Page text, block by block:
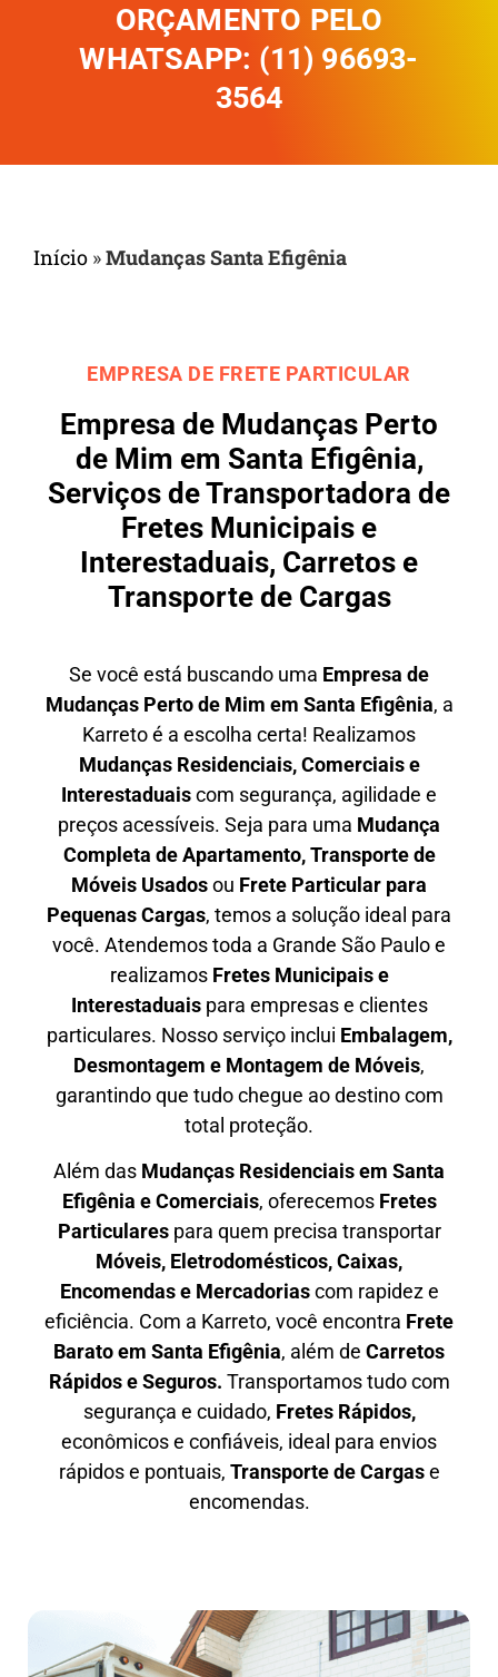
ORÇAMENTO PELO
WHATSAPP: (11) 96693-
3564
Início »Mudanças Santa Efigênia
EMPRESA DE FRETE PARTICULAR
Empresa de Mudanças Perto
de Mim em Santa Efigênia,
Serviços de Transportadora de
Fretes Municipais e
Interestaduais, Carretos e
Transporte de Cargas
Se você está buscando uma Empresa de
Mudanças Perto de Mim em Santa Efigênia, a
Karreto é a escolha certa! Realizamos
Mudanças Residenciais, Comerciais e
Interestaduaiscom segurança, agilidade e
preços acessíveis. Seja para uma Mudança
Completa de Apartamento, Transporte de
Móveis Usadosou Frete Particular para
Pequenas Cargas, temos a solução ideal para
você. Atendemostoda a Grande São Pauloe
realizamos Fretes Municipais e
Interestaduaispara empresas e clientes
particulares. Nosso serviço inclui Embalagem,
Desmontagem e Montagem de Móveis,
garantindo que tudo chegue ao destino com
total proteção.
Além das Mudanças Residenciais em Santa
Efigênia e Comerciais, oferecemos Fretes
Particularespara quem precisa transportar
Móveis, Eletrodomésticos, Caixas,
Encomendas e Mercadoriascom rapidez e
eficiência. Com a Karreto, você encontra Frete
Barato em Santa Efigênia, além de Carretos
Rápidos e Seguros. Transportamos tudo com
segurança e cuidado, Fretes Rápidos,
econômicos e confiáveis, ideal para envios
rápidos e pontuais, Transporte de Cargase
encomendas.